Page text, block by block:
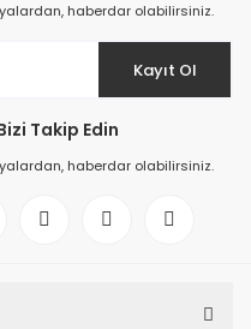
haberdar olabilirsiniz.
Kayıt Ol
Takip Edin
haberdar olabilirsiniz.